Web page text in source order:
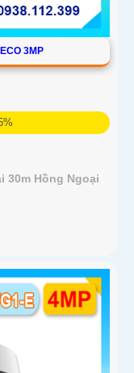
3MP
30m Hồng Ngoại